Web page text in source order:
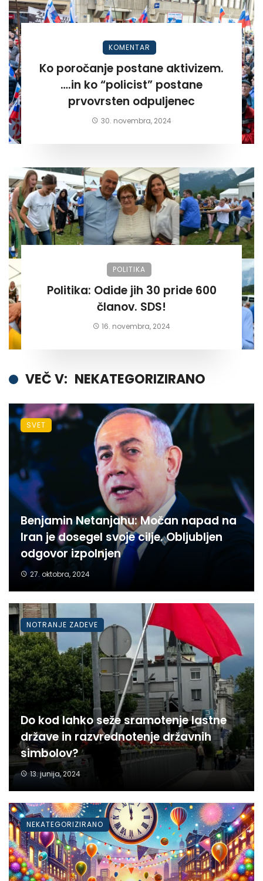
KOMENTAR
Ko poročanje postane aktivizem.
….in ko “policist” postane
prvovrsten odpuljenec
30. novembra, 2024
POLITIKA
Politika: Odide jih 30 pride 600
članov. SDS!
16. novembra, 2024
VEČ V: NEKATEGORIZIRANO
Benjamin Netanjahu: Močan napad na
Iran je dosegel svoje cilje. Obljubljen
odgovor izpolnjen
27. oktobra, 2024
SVET
Do kod lahko seže sramotenje lastne
države in razvrednotenje državnih
simbolov?
13. junija, 2024
NOTRANJE ZADEVE
NEKATEGORIZIRANO